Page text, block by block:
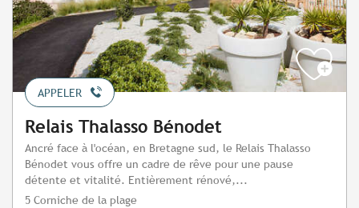
APPELER
Relais Thalasso Bénodet
Ancré face à l'océan, en Bretagne sud, le Relais Thalasso
Bénodet vous offre un cadre de rêve pour une pause
détente et vitalité. Entièrement rénové,...
5 Corniche de la plage